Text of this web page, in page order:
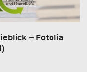
– Fotolia